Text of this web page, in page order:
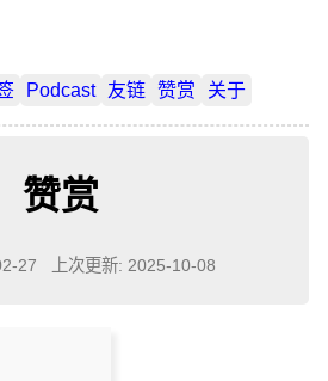
Podcast 友链 赞赏 关于
赞赏
27 上次更新: 2025-10-08